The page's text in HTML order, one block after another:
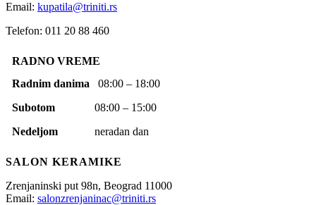
Email: kupatila@triniti.rs
Telefon: 011 20 88 460
RADNO VREME
Radnim danima 08:00 – 18:00
Subotom 08:00 – 15:00
Nedeljom neradan dan
SALON KERAMIKE
Zrenjaninski put 98n, Beograd 11000
Email: salonzrenjaninac@triniti.rs